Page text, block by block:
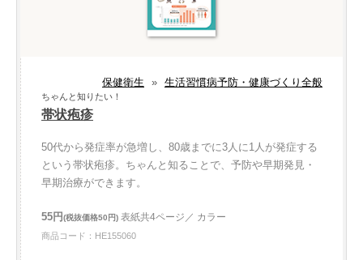
保健衛生 » 生活習慣病予防・健康づくり全般
ちゃんと知りたい！
帯状疱疹
50代から発症率が急増し、80歳までに3人に1人が発症する
という帯状疱疹。ちゃんと知ることで、予防や早期発見・
早期治療ができます。
55円(税抜価格50円) 表紙共4ページ／ カラー
商品コード：HE155060